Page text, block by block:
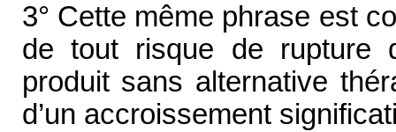
3° Cette même phrase est
de tout risque de rupture
produit sans alternative
d’un accroissement